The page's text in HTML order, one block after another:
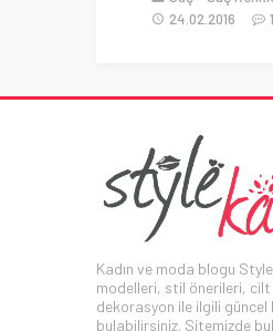
24.02.2016
Kadın ve moda blogu
modelleri, stil önerileri, cilt
dekorasyon ile ilgili güncel
bulabilirsiniz. Sitemizde